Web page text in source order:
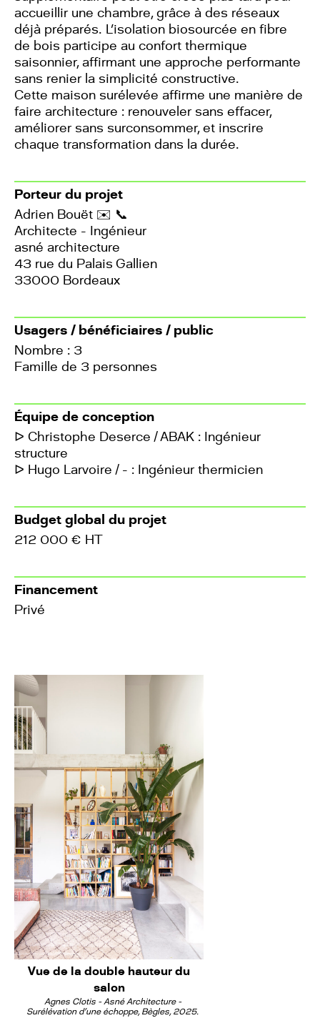
accueillir une chambre, grâce à des réseaux
déjà préparés. L’isolation biosourcée en fibre
de bois participe au confort thermique
saisonnier, affirmant une approche performante
sans renier la simplicité constructive.
Cette maison surélevée affirme une manière de
faire architecture : renouveler sans effacer,
améliorer sans surconsommer, et inscrire
chaque transformation dans la durée.
Porteur du projet
Adrien Bouët ✉️ 📞
Architecte - Ingénieur
asné architecture
43 rue du Palais Gallien
33000 Bordeaux
Usagers / bénéficiaires / public
Nombre : 3
Famille de 3 personnes
Équipe de conception
ᐅ Christophe Deserce / ABAK : Ingénieur
structure
ᐅ Hugo Larvoire / - : Ingénieur thermicien
Budget global du projet
212 000 € HT
Financement
Privé
Vue de la double hauteur du
salon
Agnes Clotis - Asné Architecture -
Surélévation d'une échoppe, Bègles, 2025.